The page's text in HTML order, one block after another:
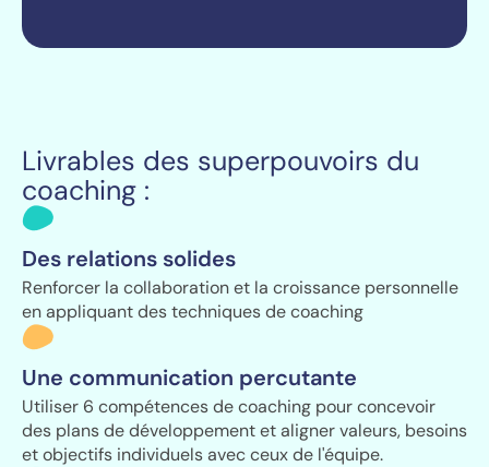
Livrables des superpouvoirs du
coaching :
Des relations solides
Renforcer la collaboration et la croissance personnelle
en appliquant des techniques de coaching
Une communication percutante
Utiliser 6 compétences de coaching pour concevoir
des plans de développement et aligner valeurs, besoins
et objectifs individuels avec ceux de l'équipe.